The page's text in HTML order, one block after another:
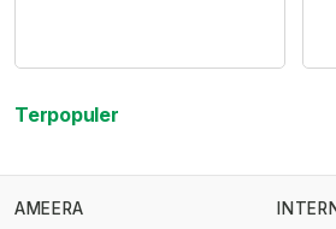
Terpopuler
AMEERA